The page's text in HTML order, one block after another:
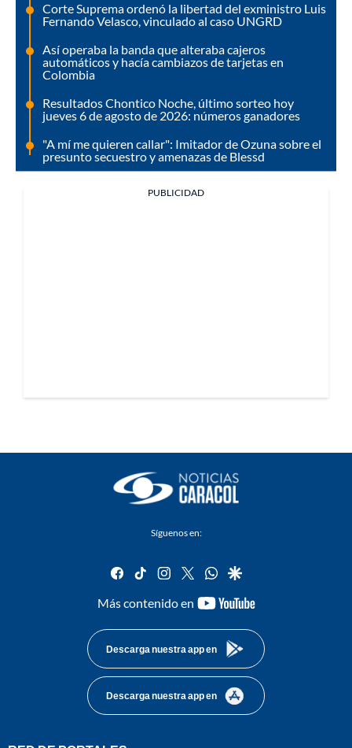
Corte Suprema ordenó la libertad del exministro Luis
Fernando Velasco, vinculado al caso UNGRD
Así operaba la banda que alteraba cajeros
automáticos y hacía cambiazos de tarjetas en
Colombia
Resultados Chontico Noche, último sorteo hoy
jueves 6 de agosto de 2026: números ganadores
"A mí me quieren callar": Imitador de Ozuna sobre el
presunto secuestro y amenazas de Blessd
PUBLICIDAD
Síguenos en:
facebook
tiktok instagram
twitterwhatsapp
google
Más contenido en
youtube-
Descarga nuestra app en
Descarga nuestra app en